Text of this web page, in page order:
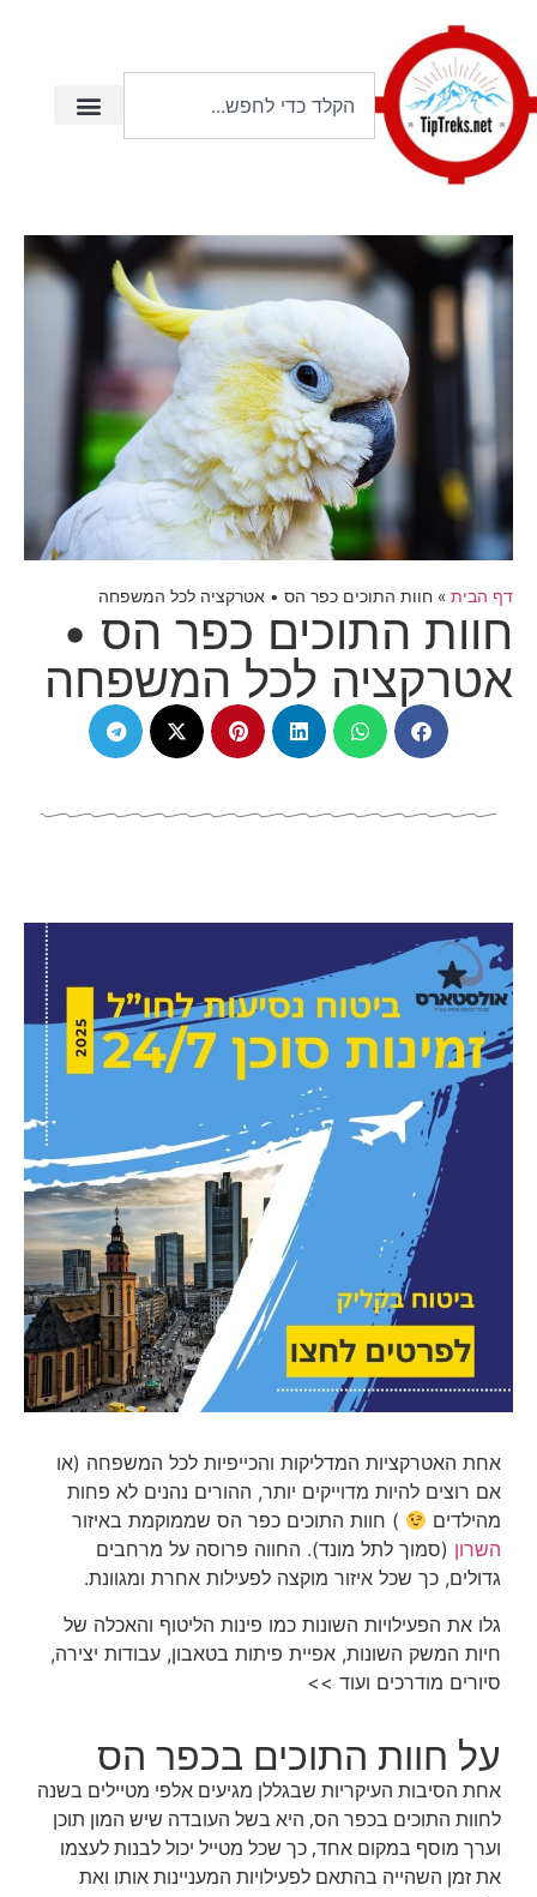
דף הבית » חוות התוכים כפר הס • אטרקציה לכל המשפחה
חוות התוכים כפר הס •
אטרקציה לכל המשפחה
אחת האטרקציות המדליקות והכייפיות לכל המשפחה (או
אם רוצים להיות מדוייקים יותר, ההורים נהנים לא פחות
מהילדים
) חוות התוכים כפר הס שממוקמת באיזור
השרון (סמוך לתל מונד). החווה פרוסה על מרחבים
גדולים, כך שכל איזור מוקצה לפעילות אחרת ומגוונת.
גלו את הפעילויות השונות כמו פינות הליטוף והאכלה של
חיות המשק השונות, אפיית פיתות בטאבון, עבודות יצירה,
סיורים מודרכים ועוד >>
על חוות התוכים בכפר הס
אחת הסיבות העיקריות שבגללן מגיעים אלפי מטיילים בשנה
לחוות התוכים בכפר הס, היא בשל העובדה שיש המון תוכן
וערך מוסף במקום אחד, כך שכל מטייל יכול לבנות לעצמו
את זמן השהייה בהתאם לפעילויות המעניינות אותו ואת